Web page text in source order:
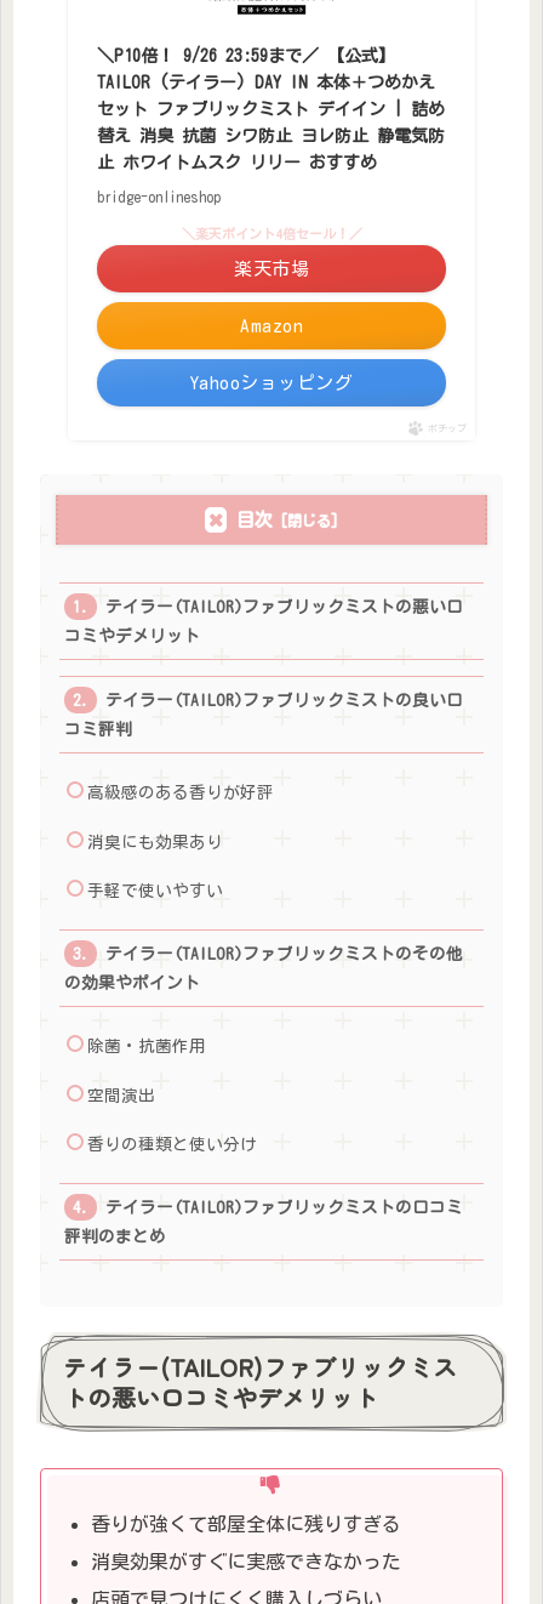
＼P10倍！ 9/26 23:59まで／ 【公式】
TAILOR (テイラー) DAY IN 本体＋つめかえ
セット ファブリックミスト デイイン | 詰め
替え 消臭 抗菌 シワ防止 ヨレ防止 静電気防
止 ホワイトムスク リリー おすすめ
bridge-onlineshop
Amazon
＼楽天ポイント4倍セール！／
楽天市場
Yahooショッピング
ポチップ
目次
テイラー(TAILOR)ファブリックミストの悪い口
コミやデメリット
テイラー(TAILOR)ファブリックミストの良い口
コミ評判
高級感のある香りが好評
消臭にも効果あり
手軽で使いやすい
テイラー(TAILOR)ファブリックミストのその他
の効果やポイント
除菌・抗菌作用
空間演出
香りの種類と使い分け
テイラー(TAILOR)ファブリックミストの口コミ
評判のまとめ
テイラー(TAILOR)ファブリックミス
トの悪い口コミやデメリット
香りが強くて部屋全体に残りすぎる
消臭効果がすぐに実感できなかった
店頭で見つけにくく購入しづらい